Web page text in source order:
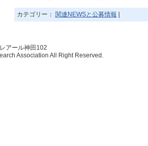
カテゴリー： 関連NEWSと公募情報 |
アール神田102
Association All Right Reserved.